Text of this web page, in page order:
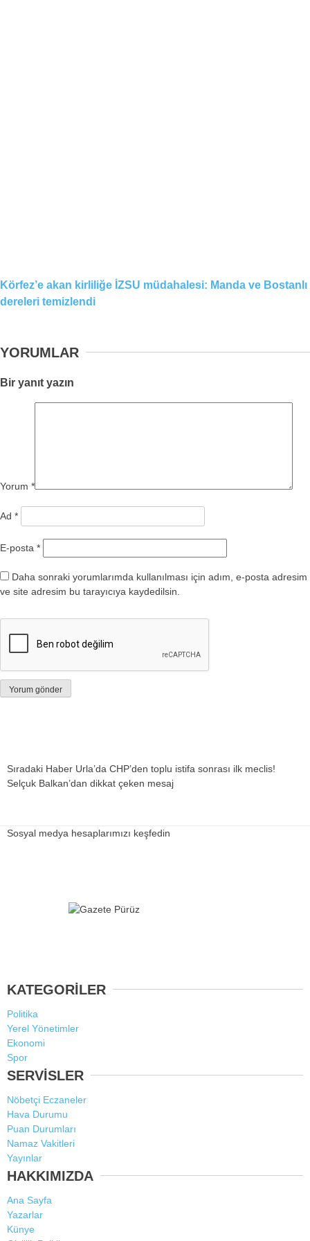
Körfez’e akan kirliliğe İZSU müdahalesi: Manda ve Bostanlı
dereleri temizlendi
YORUMLAR
Bir yanıt yazın
Yorum *
Ad *
E-posta *
Daha sonraki yorumlarımda kullanılması için adım, e-posta adresim
ve site adresim bu tarayıcıya kaydedilsin.
Sıradaki Haber Urla’da CHP’den toplu istifa sonrası ilk meclis!
Selçuk Balkan’dan dikkat çeken mesaj
Sosyal medya hesaplarımızı keşfedin
KATEGORİLER
Politika
Yerel Yönetimler
Ekonomi
Spor
SERVİSLER
Nöbetçi Eczaneler
Hava Durumu
Puan Durumları
Namaz Vakitleri
Yayınlar
HAKKIMIZDA
Ana Sayfa
Yazarlar
Künye